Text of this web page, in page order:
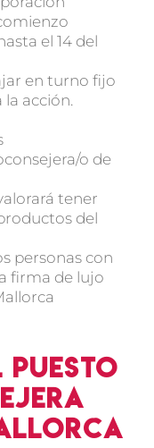
el 14 del
en turno fijo
acción.
o de
tener
del
personas con
firma de lujo